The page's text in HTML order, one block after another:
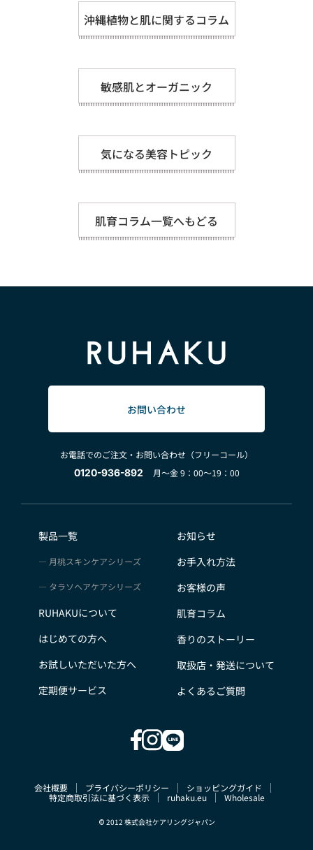
沖縄植物と肌に関するコラム
敏感肌とオーガニック
気になる美容トピック
肌育コラム一覧へもどる
お問い合わせ
お電話でのご注文・お問い合わせ（フリーコール）
0120-936-892
月～金 9：00～19：00
製品一覧
月桃スキンケアシリーズ
タラソヘアケアシリーズ
RUHAKUについて
はじめての方へ
お試しいただいた方へ
定期便サービス
お知らせ
お手入れ方法
お客様の声
肌育コラム
香りのストーリー
取扱店・発送について
よくあるご質問
会社概要 プライバシーポリシー
ショッピングガイド
特定商取引法に基づく表示
ruhaku.eu Wholesale
© 2012 株式会社ケアリングジャパン